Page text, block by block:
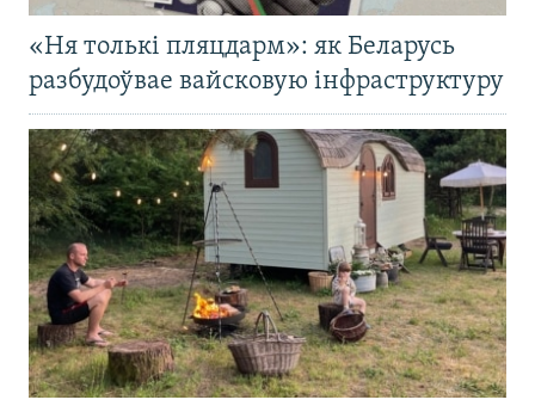
«Ня толькі пляцдарм»: як Беларусь
разбудоўвае вайсковую інфраструктуру